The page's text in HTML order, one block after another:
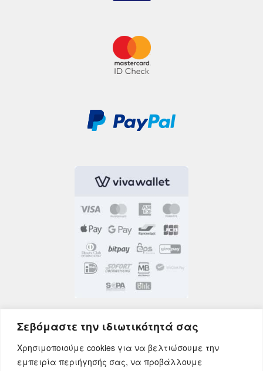
Σεβόμαστε την ιδιωτικότητά σας
Χρησιμοποιούμε cookies για να βελτιώσουμε την
εμπειρία περιήγησής σας, να προβάλλουμε